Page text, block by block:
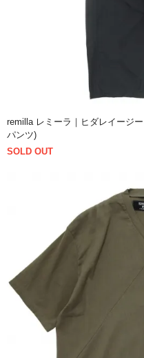
remilla レミーラ｜ヒダレイージ
パンツ)
SOLD OUT